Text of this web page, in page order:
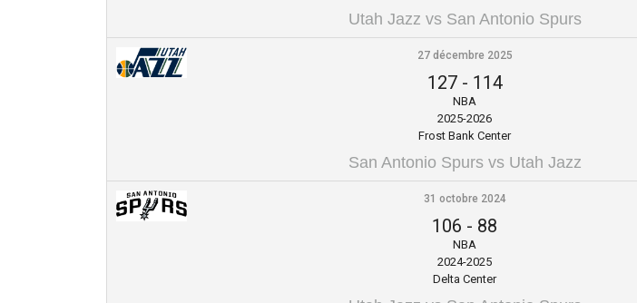
Utah Jazz vs San Antonio Spurs
27 décembre 2025
127- 114
NBA
2025-2026
Frost Bank Center
San Antonio Spurs vs Utah Jazz
31 octobre 2024
106 - 88
NBA
2024-2025
Delta Center